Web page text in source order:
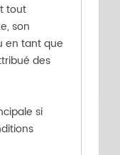
tout
son
en tant que
des
si